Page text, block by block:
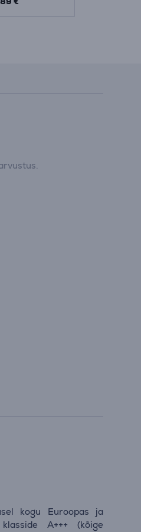
kogu Euroopas ja
A+++ (kõige